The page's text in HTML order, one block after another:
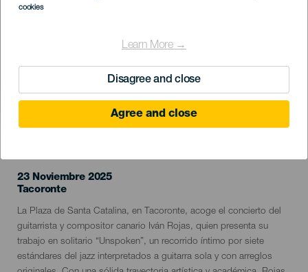
cookies
Learn More →
Disagree and close
Agree and close
23 Noviembre 2025
Localidad
Tacoronte
Descripción
del
evento
La Plaza de Santa Catalina, en Tacoronte, acoge el concierto del
guitarrista y compositor canario Iván Rojas, quien presenta su
trabajo en solitario “Unspoken”, un recorrido íntimo por siete
estándares del jazz interpretados a guitarra sola y con arreglos